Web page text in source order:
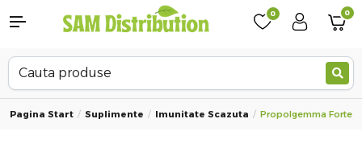
0 0
Pagina Start Suplimente Imunitate Scazuta Propolgemma Forte